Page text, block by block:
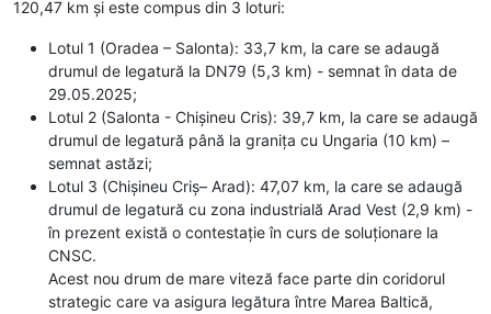
120,47 km și este compus din 3 loturi:
Lotul 1 (Oradea – Salonta): 33,7 km, la care se adaugă
drumul de legatură la DN79 (5,3 km) - semnat în data de
29.05.2025;
Lotul 2 (Salonta - Chișineu Cris): 39,7 km, la care se adaugă
drumul de legatură până la granița cu Ungaria (10 km) –
semnat astăzi;
Lotul 3 (Chișineu Criș– Arad): 47,07 km, la care se adaugă
drumul de legatură cu zona industrială Arad Vest (2,9 km) -
în prezent există o contestație în curs de soluționare la
CNSC.
Acest nou drum de mare viteză face parte din coridorul
strategic care va asigura legătura între Marea Baltică,